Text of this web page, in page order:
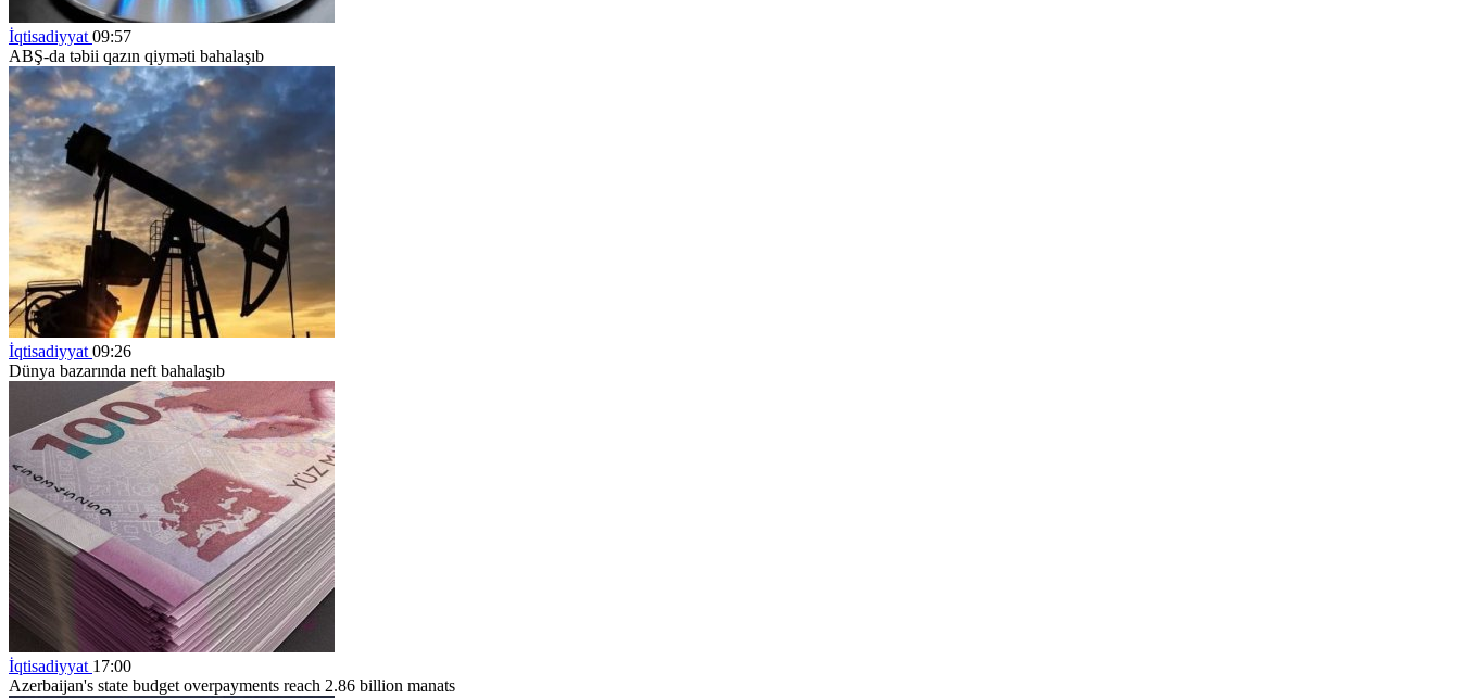
İqtisadiyyat 09:57
ABŞ-da təbii qazın qiyməti bahalaşıb
İqtisadiyyat 09:26
Dünya bazarında neft bahalaşıb
İqtisadiyyat 17:00
Azerbaijan's state budget overpayments reach 2.86 billion manats